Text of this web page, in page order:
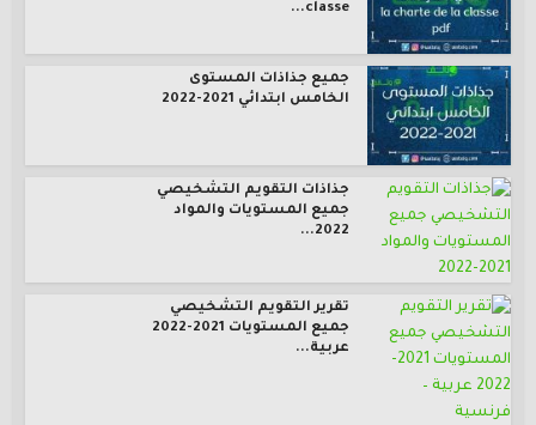
classe...
جميع جذاذات المستوى
الخامس ابتدائي 2021-2022
جذاذات التقويم التشخيصي
جميع المستويات والمواد
2022...
تقرير التقويم التشخيصي
جميع المستويات 2021-2022
عربية...